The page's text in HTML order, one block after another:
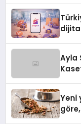
Ayla
Yeni